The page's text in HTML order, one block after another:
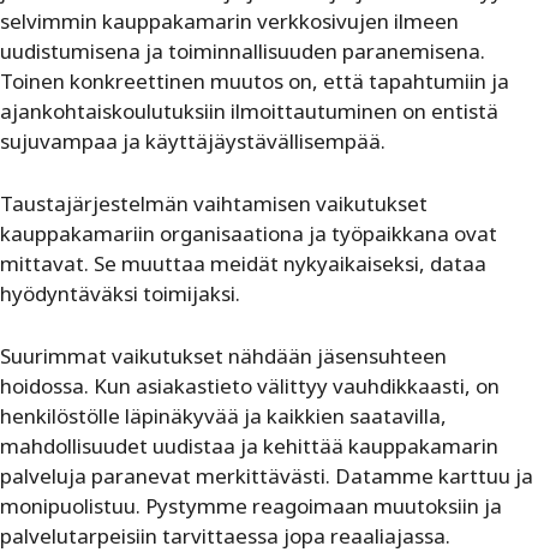
selvimmin kauppakamarin verkkosivujen ilmeen
uudistumisena ja toiminnallisuuden paranemisena.
Toinen konkreettinen muutos on, että tapahtumiin ja
ajankohtaiskoulutuksiin ilmoittautuminen on entistä
sujuvampaa ja käyttäjäystävällisempää.
Taustajärjestelmän vaihtamisen vaikutukset
kauppakamariin organisaationa ja työpaikkana ovat
mittavat. Se muuttaa meidät nykyaikaiseksi, dataa
hyödyntäväksi toimijaksi.
Suurimmat vaikutukset nähdään jäsensuhteen
hoidossa. Kun asiakastieto välittyy vauhdikkaasti, on
henkilöstölle läpinäkyvää ja kaikkien saatavilla,
mahdollisuudet uudistaa ja kehittää kauppakamarin
palveluja paranevat merkittävästi. Datamme karttuu ja
monipuolistuu. Pystymme reagoimaan muutoksiin ja
palvelutarpeisiin tarvittaessa jopa reaaliajassa.